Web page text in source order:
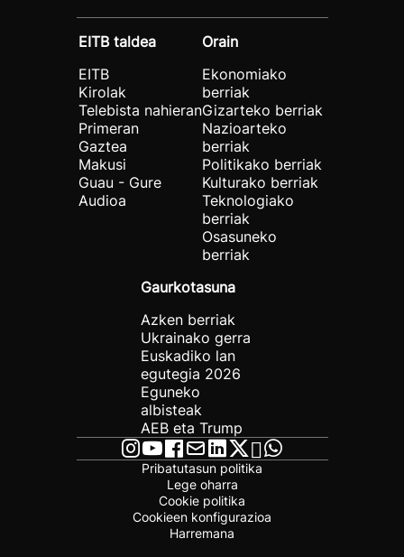
EITB taldea
EITB
Kirolak
Telebista nahieran
Primeran
Gaztea
Makusi
Guau - Gure
Audioa
Orain
Ekonomiako
berriak
Gizarteko berriak
Nazioarteko
berriak
Politikako berriak
Kulturako berriak
Teknologiako
berriak
Osasuneko
berriak
Gaurkotasuna
Azken berriak
Ukrainako gerra
Euskadiko lan
egutegia 2026
Eguneko
albisteak
AEB eta Trump
Pribatutasun politika
Lege oharra
Cookie politika
Cookieen konfigurazioa
Harremana